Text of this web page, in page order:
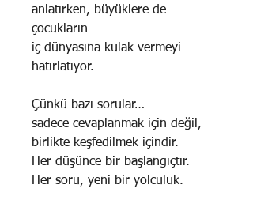
anlatırken, büyüklere de
çocukların
iç dünyasına kulak vermeyi
hatırlatıyor.
Çünkü bazı sorular…
sadece cevaplanmak için değil,
birlikte keşfedilmek içindir.
Her düşünce bir başlangıçtır.
Her soru, yeni bir yolculuk.